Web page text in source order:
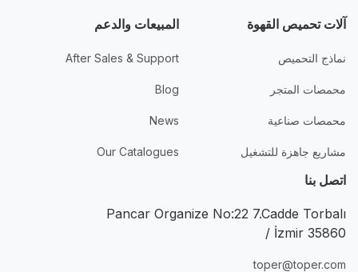
آلات تحميص القهوة
نماذج التحميص
محمصات المتجر
محمصات صناعية
مشاريع جاهزة للتشغيل
المبيعات والدعم
After Sales & Support
Blog
News
Our Catalogues
اتصل بنا
Pancar Organize No:22 7.Cadde Torbalı
/ İzmir 35860
toper@toper.com